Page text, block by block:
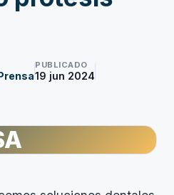
PUBLICADO
19 jun 2024